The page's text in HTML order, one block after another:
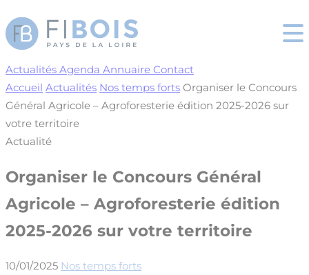
Actualités Agenda Annuaire Contact
Accueil Actualités Nos temps forts Organiser le Concours
Général Agricole – Agroforesterie édition 2025-2026 sur
votre territoire
Actualité
Organiser le Concours Général
Agricole – Agroforesterie édition
2025-2026 sur votre territoire
10/01/2025 Nos temps forts